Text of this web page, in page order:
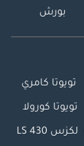
بورش
تويوتا كامري
تويوتا كورولا
لكزس LS 430